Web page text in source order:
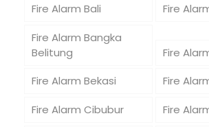
Fire Alarm Bali
Fire
Fire Alarm Bangka
Belitung
Fire
Fire Alarm Bekasi
Fire
Fire Alarm Cibubur
Fire